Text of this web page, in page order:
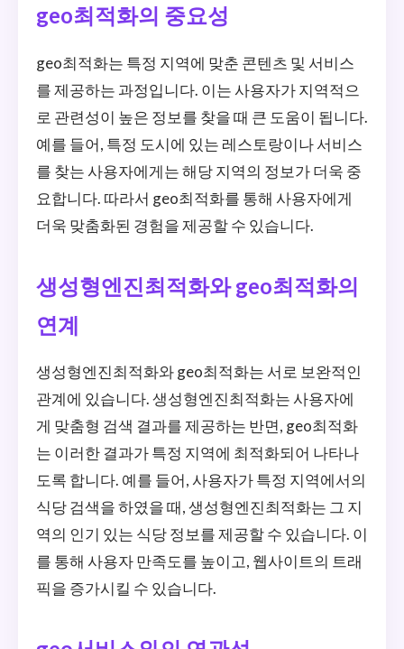
geo최적화의 중요성
geo최적화는 특정 지역에 맞춘 콘텐츠 및 서비스
를 제공하는 과정입니다. 이는 사용자가 지역적으
로 관련성이 높은 정보를 찾을 때 큰 도움이 됩니다.
예를 들어, 특정 도시에 있는 레스토랑이나 서비스
를 찾는 사용자에게는 해당 지역의 정보가 더욱 중
요합니다. 따라서 geo최적화를 통해 사용자에게
더욱 맞춤화된 경험을 제공할 수 있습니다.
생성형엔진최적화와 geo최적화의
연계
생성형엔진최적화와 geo최적화는 서로 보완적인
관계에 있습니다. 생성형엔진최적화는 사용자에
게 맞춤형 검색 결과를 제공하는 반면, geo최적화
는 이러한 결과가 특정 지역에 최적화되어 나타나
도록 합니다. 예를 들어, 사용자가 특정 지역에서의
식당 검색을 하였을 때, 생성형엔진최적화는 그 지
역의 인기 있는 식당 정보를 제공할 수 있습니다. 이
를 통해 사용자 만족도를 높이고, 웹사이트의 트래
픽을 증가시킬 수 있습니다.